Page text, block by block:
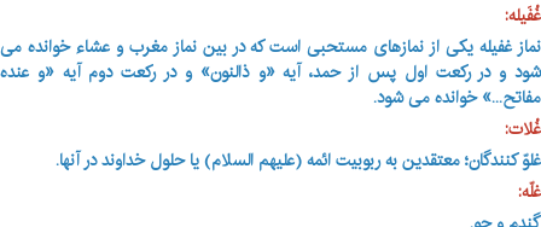
غُفَیله:
نماز غفیله یکی از نمازهای مستحبی است که در بین نماز مغرب و عشاء خوانده می
شود و در رکعت اول پس از حمد، آیه «و ذالنون» و در رکعت دوم آیه «و عنده
مفاتح...» خوانده می شود.
غُلات:
غلوّ کنندگان؛ معتقدین به ربوبیت ائمه (علیهم السلام) یا حلول خداوند در آنها.
غلّه: